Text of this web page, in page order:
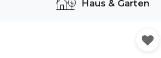
Haus & Garten